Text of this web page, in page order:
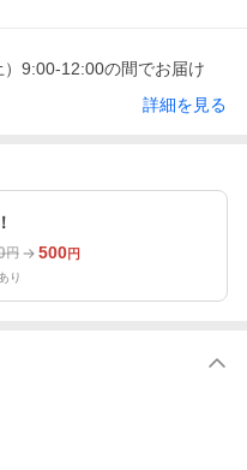
9:00-12:00の間でお届け
詳細を見る
円 500円
り